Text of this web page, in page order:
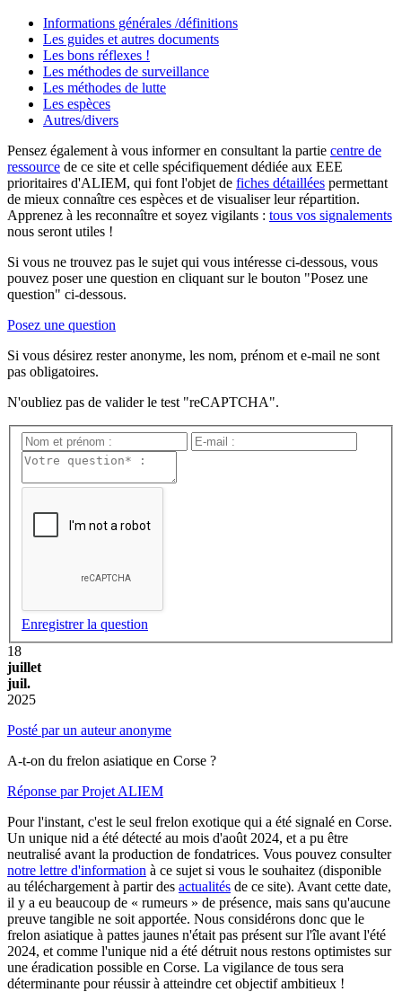
Informations générales /définitions
Les guides et autres documents
Les bons réflexes !
Les méthodes de surveillance
Les méthodes de lutte
Les espèces
Autres/divers
Pensez également à vous informer en consultant la partie centre de
ressource de ce site et celle spécifiquement dédiée aux EEE
prioritaires d'ALIEM, qui font l'objet de fiches détaillées permettant
de mieux connaître ces espèces et de visualiser leur répartition.
Apprenez à les reconnaître et soyez vigilants : tous vos signalements
nous seront utiles !
Si vous ne trouvez pas le sujet qui vous intéresse ci-dessous, vous
pouvez poser une question en cliquant sur le bouton "Posez une
question" ci-dessous.
Posez une question
Si vous désirez rester anonyme, les nom, prénom et e-mail ne sont
pas obligatoires.
N'oubliez pas de valider le test "reCAPTCHA".
Enregistrer la question
18
juillet
juil.
2025
Posté par un auteur anonyme
A-t-on du frelon asiatique en Corse ?
Réponse par Projet ALIEM
Pour l'instant, c'est le seul frelon exotique qui a été signalé en Corse.
Un unique nid a été détecté au mois d'août 2024, et a pu être
neutralisé avant la production de fondatrices. Vous pouvez consulter
notre lettre d'information à ce sujet si vous le souhaitez (disponible
au téléchargement à partir des actualités de ce site). Avant cette date,
il y a eu beaucoup de « rumeurs » de présence, mais sans qu'aucune
preuve tangible ne soit apportée. Nous considérons donc que le
frelon asiatique à pattes jaunes n'était pas présent sur l'île avant l'été
2024, et comme l'unique nid a été détruit nous restons optimistes sur
une éradication possible en Corse. La vigilance de tous sera
déterminante pour réussir à atteindre cet objectif ambitieux !